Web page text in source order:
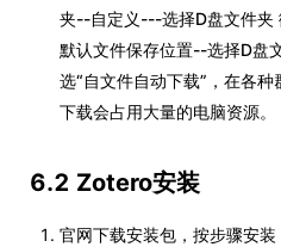
夹--自定义---选择D盘文件夹
默认文件保存位置--选择D盘
选“自文件自动下载”，在各
下载会占用大量的电脑资源。
6.2 Zotero安装
官网下载安装包，按步骤安装